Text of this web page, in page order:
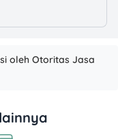
oleh Otoritas Jasa